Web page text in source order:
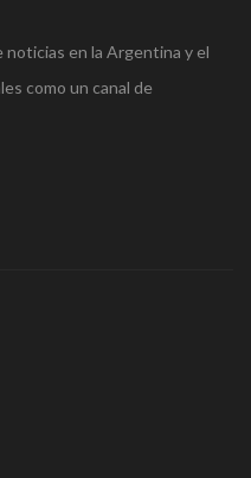
noticias en la Argentina y el
como un canal de